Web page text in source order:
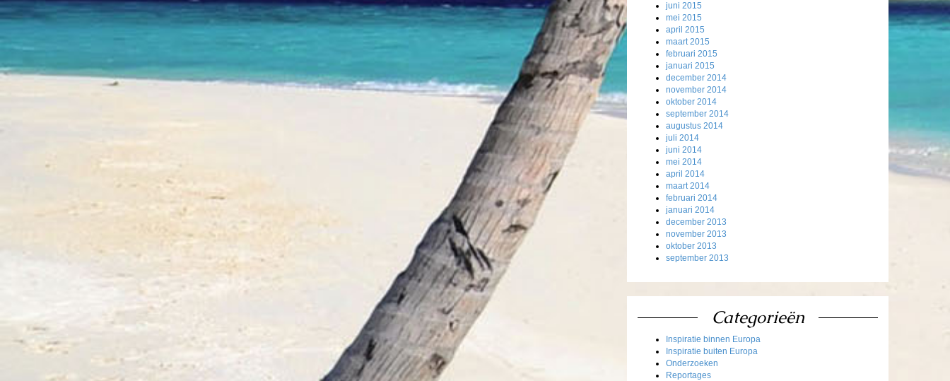
juni 2015
mei 2015
april 2015
maart 2015
februari 2015
januari 2015
december 2014
november 2014
oktober 2014
september 2014
augustus 2014
juli 2014
juni 2014
mei 2014
april 2014
maart 2014
februari 2014
januari 2014
december 2013
november 2013
oktober 2013
september 2013
Categorieën
Inspiratie binnen Europa
Inspiratie buiten Europa
Onderzoeken
Reportages